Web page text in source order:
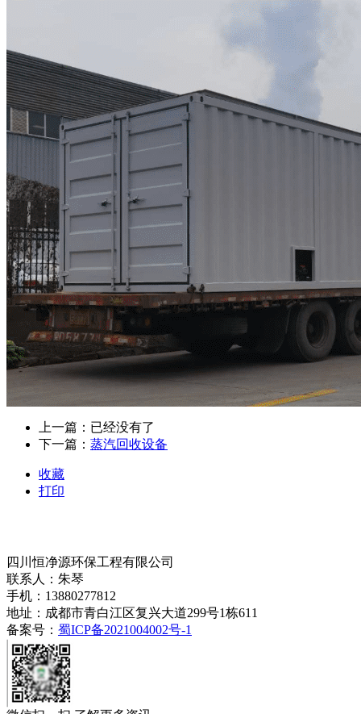
上一篇：已经没有了
下一篇： 蒸汽回收设备
收藏
打印
四川恒净源环保工程有限公司
联系人：朱琴
手机：13880277812
地址：成都市青白江区复兴大道299号1栋611
备案号： 蜀ICP备2021004002号-1